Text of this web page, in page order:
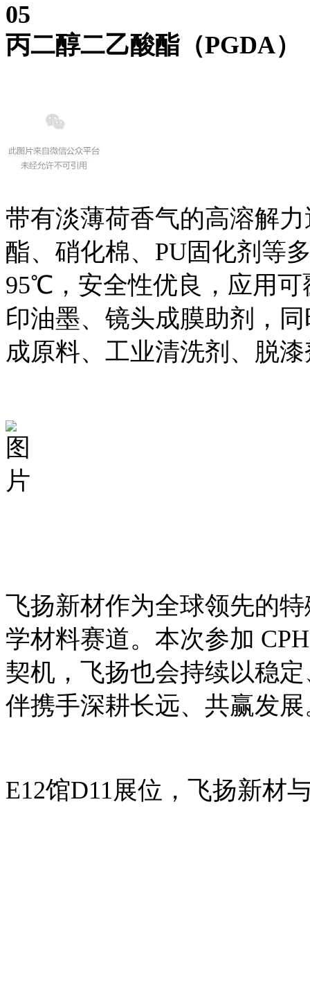
05
丙二醇二乙酸酯（PGDA）
带有淡薄荷香气的高溶解
酯、硝化棉、PU固化剂等
95℃，安全性优良，应用可
印油墨、镜头成膜助剂，
成原料、工业清洗剂、脱
飞扬新材作为全球领先的
学材料赛道。本次参加
契机，飞扬也会持续以稳
伴携手深耕长远、共赢发展
E12馆D11展位，飞扬新材